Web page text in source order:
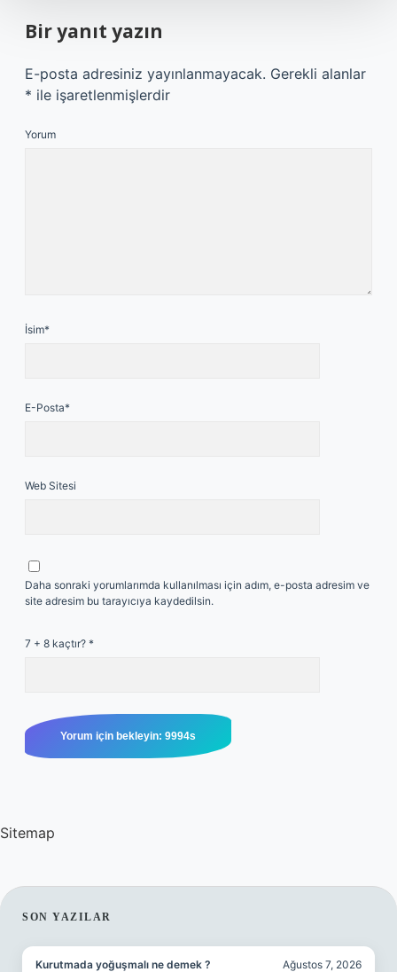
Bir yanıt yazın
E-posta adresiniz yayınlanmayacak. Gerekli alanlar
* ile işaretlenmişlerdir
Yorum
İsim*
E-Posta*
Web Sitesi
Daha sonraki yorumlarımda kullanılması için adım, e-posta adresim ve
site adresim bu tarayıcıya kaydedilsin.
7 + 8 kaçtır? *
Sitemap
SIDEBAR
SON YAZILAR
Kurutmada yoğuşmalı ne demek ? Ağustos 7, 2026